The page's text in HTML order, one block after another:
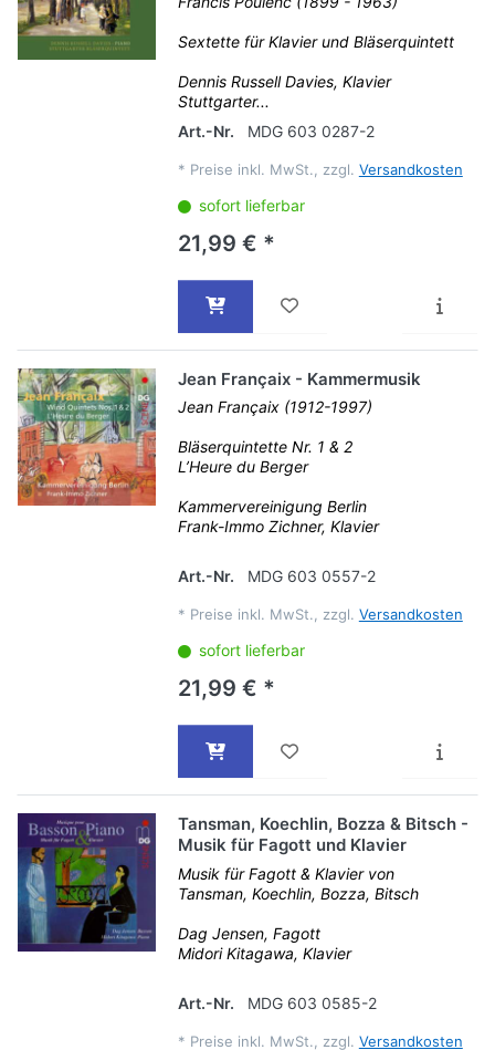
Sextette für Klavier und Bläserquintett
Dennis Russell Davies, Klavier
Stuttgarter...
Art.-Nr.
MDG 603 0287-2
* Preise inkl. MwSt., zzgl. Versandkosten
sofort lieferbar
21,99 € *
Jean Françaix - Kammermusik
Jean Françaix (1912-1997)
Bläserquintette Nr. 1 & 2
L’Heure du Berger
Kammervereinigung Berlin
Frank-Immo Zichner, Klavier
Art.-Nr. MDG 603 0557-2
* Preise inkl. MwSt., zzgl. Versandkosten
sofort lieferbar
21,99 € *
Tansman, Koechlin, Bozza & Bitsch -
Musik für Fagott und Klavier
Musik für Fagott & Klavier von
Tansman, Koechlin, Bozza, Bitsch
Dag Jensen, Fagott
Midori Kitagawa, Klavier
Art.-Nr. MDG 603 0585-2
* Preise inkl. MwSt., zzgl. Versandkosten